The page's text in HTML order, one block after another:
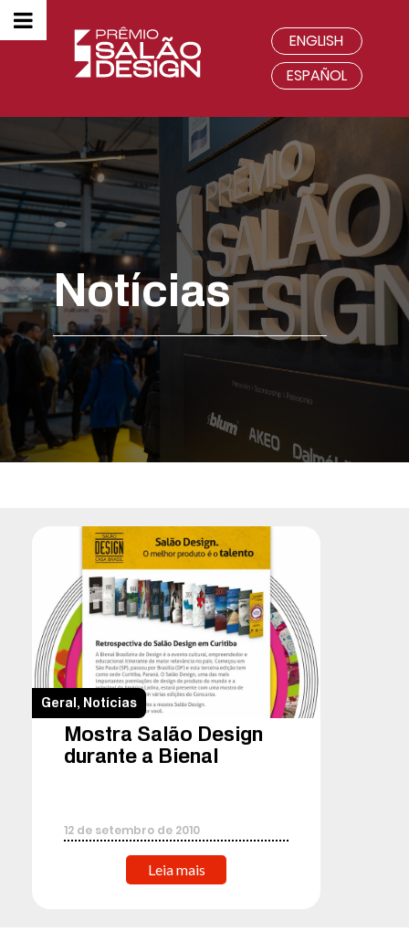
ENGLISH
ESPAÑOL
Notícias
Geral, Notícias
Mostra Salão Design
durante a Bienal
12 de setembro de 2010
Leia mais